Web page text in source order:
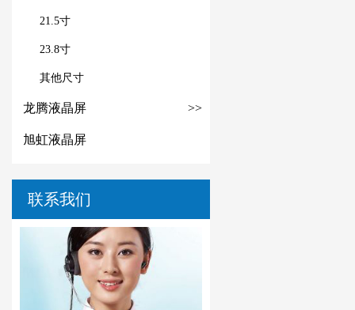
21.5寸
23.8寸
其他尺寸
龙腾液晶屏 >>
旭虹液晶屏
联系我们